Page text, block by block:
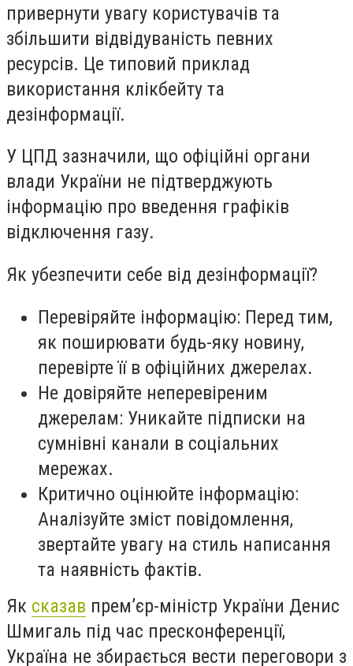
привернути увагу користувачів та
збільшити відвідуваність певних
ресурсів. Це типовий приклад
використання клікбейту та
дезінформації.
У ЦПД зазначили, що офіційні органи
влади України не підтверджують
інформацію про введення графіків
відключення газу.
Як убезпечити себе від дезінформації?
Перевіряйте інформацію: Перед тим,
як поширювати будь-яку новину,
перевірте її в офіційних джерелах.
Не довіряйте неперевіреним
джерелам: Уникайте підписки на
сумнівні канали в соціальних
мережах.
Критично оцінюйте інформацію:
Аналізуйте зміст повідомлення,
звертайте увагу на стиль написання
та наявність фактів.
Як сказав прем’єр-міністр України Денис
Шмигаль під час пресконференції,
Україна не збирається вести переговори з